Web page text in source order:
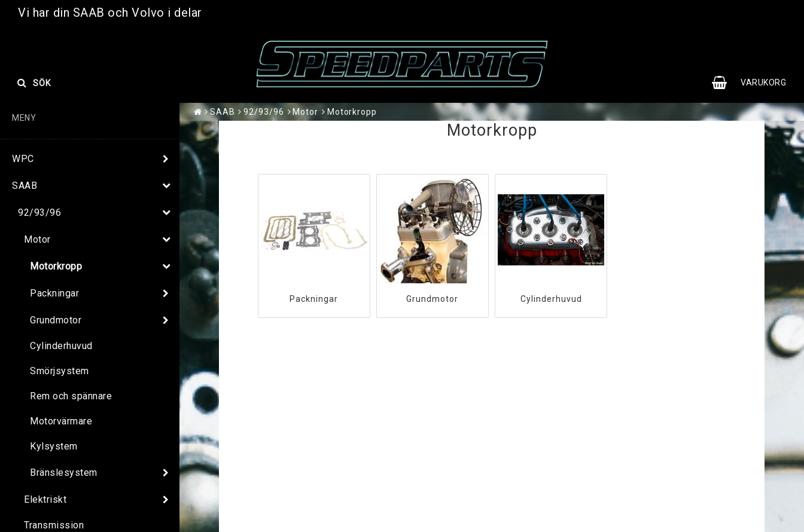
Vi har din SAAB och Volvo i delar
VARUKORG
SÖK
MENY
WPC
SAAB
92/93/96
Motor
Motorkropp
Packningar
Grundmotor
Cylinderhuvud
Smörjsystem
Rem och spännare
Motorvärmare
Kylsystem
Bränslesystem
Elektriskt
Transmission
SAAB 92/93/96 Motor Motorkropp
Motorkropp
Packningar Grundmotor Cylinderhuvud